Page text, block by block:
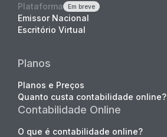
Plataforma
Em breve
Emissor Nacional
Escritório Virtual
Planos
Planos e Preços
Quanto custa contabilidade online?
Contabilidade Online
O que é contabilidade online?